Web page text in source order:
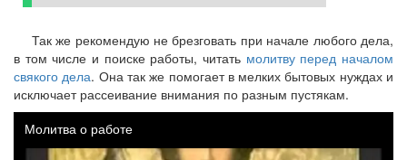
Так же рекомендую не брезговать при начале любого дела,
в том числе и поиске работы, читать молитву перед началом
свякого дела. Она так же помогает в мелких бытовых нуждах и
исключает рассеивание внимания по разным пустякам.